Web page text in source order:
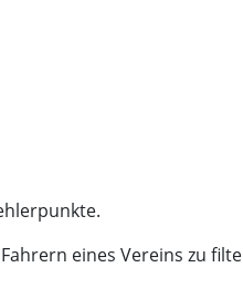
eines Vereins zu